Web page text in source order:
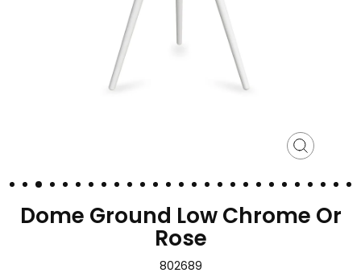
Fermer
Dome Ground Low Chrome Or
Rose
802689